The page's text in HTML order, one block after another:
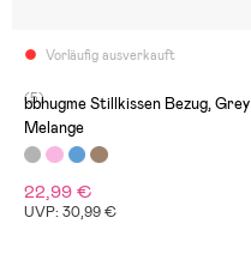
Vorläufig ausverkauft
(5)
bbhugme Stillkissen Bezug, Grey
Melange
22,99 €
UVP: 30,99 €